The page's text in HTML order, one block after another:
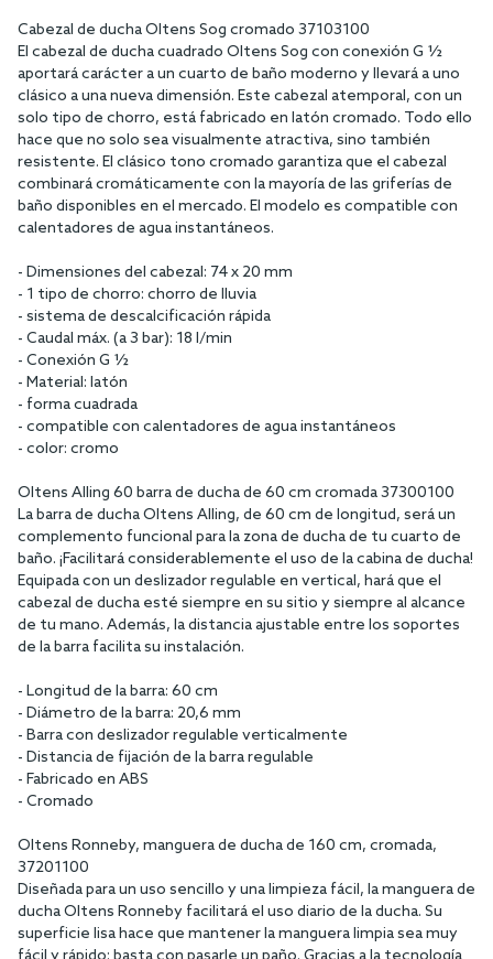
Cabezal de ducha Oltens Sog cromado 37103100
El cabezal de ducha cuadrado Oltens Sog con conexión G ½
aportará carácter a un cuarto de baño moderno y llevará a uno
clásico a una nueva dimensión. Este cabezal atemporal, con un
solo tipo de chorro, está fabricado en latón cromado. Todo ello
hace que no solo sea visualmente atractiva, sino también
resistente. El clásico tono cromado garantiza que el cabezal
combinará cromáticamente con la mayoría de las griferías de
baño disponibles en el mercado. El modelo es compatible con
calentadores de agua instantáneos.
- Dimensiones del cabezal: 74 x 20 mm
- 1 tipo de chorro: chorro de lluvia
- sistema de descalcificación rápida
- Caudal máx. (a 3 bar): 18 l/min
- Conexión G ½
- Material: latón
- forma cuadrada
- compatible con calentadores de agua instantáneos
- color: cromo
Oltens Alling 60 barra de ducha de 60 cm cromada 37300100
La barra de ducha Oltens Alling, de 60 cm de longitud, será un
complemento funcional para la zona de ducha de tu cuarto de
baño. ¡Facilitará considerablemente el uso de la cabina de ducha!
Equipada con un deslizador regulable en vertical, hará que el
cabezal de ducha esté siempre en su sitio y siempre al alcance
de tu mano. Además, la distancia ajustable entre los soportes
de la barra facilita su instalación.
- Longitud de la barra: 60 cm
- Diámetro de la barra: 20,6 mm
- Barra con deslizador regulable verticalmente
- Distancia de fijación de la barra regulable
- Fabricado en ABS
- Cromado
Oltens Ronneby, manguera de ducha de 160 cm, cromada,
37201100
Diseñada para un uso sencillo y una limpieza fácil, la manguera de
ducha Oltens Ronneby facilitará el uso diario de la ducha. Su
superficie lisa hace que mantener la manguera limpia sea muy